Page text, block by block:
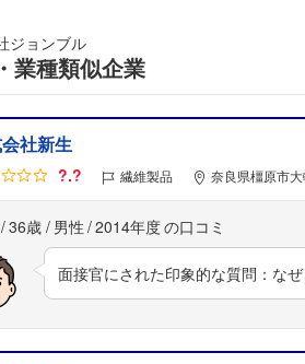
ジョンブル
業種類似企業
社新生
?.? 繊維製品 奈良県橿原市
36歳 男性 2014年度
面接官にされた印象的な質問：な